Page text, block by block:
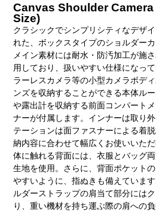
Canvas Shoulder Camera
Size)
クラシックでシンプリシティなデザ
れた、ボックスタイプのショルダーカ
メイン素材には耐水・防汚加工が施
用しており、扱いやすい仕様になっ
ラーレスカメラ等の小型カメラボデ
ンズを収納することができる本体ル
や露出計を収納する前面コンパート
ナーが付属します。インナーは取り
テーションは面ファスナーによる着
納内容に合わせて幅広くお使いいた
体に触れる背面には、衣服とバッグ
生地を使用。さらに、背面ポケット
やすいように、指ぬきも備えていま
ルダーストラップの肩当て部分には
り、重い機材を持ち運ぶ際の肩への